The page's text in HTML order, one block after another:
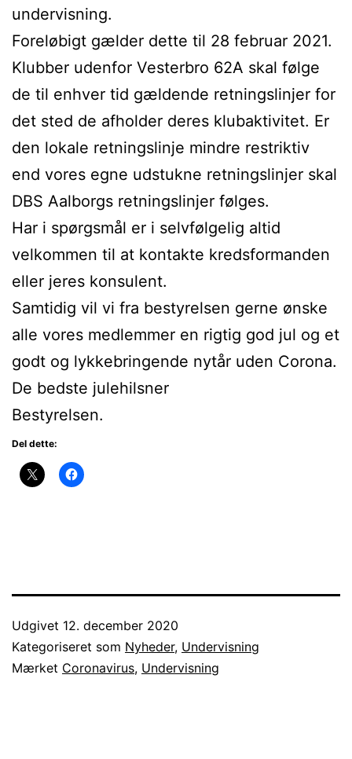
undervisning.
Foreløbigt gælder dette til 28 februar 2021.
Klubber udenfor Vesterbro 62A skal følge
de til enhver tid gældende retningslinjer for
det sted de afholder deres klubaktivitet. Er
den lokale retningslinje mindre restriktiv
end vores egne udstukne retningslinjer skal
DBS Aalborgs retningslinjer følges.
Har i spørgsmål er i selvfølgelig altid
velkommen til at kontakte kredsformanden
eller jeres konsulent.
Samtidig vil vi fra bestyrelsen gerne ønske
alle vores medlemmer en rigtig god jul og et
godt og lykkebringende nytår uden Corona.
De bedste julehilsner
Bestyrelsen.
Del dette:
Udgivet 12. december 2020
Kategoriseret som Nyheder, Undervisning
Mærket Coronavirus, Undervisning